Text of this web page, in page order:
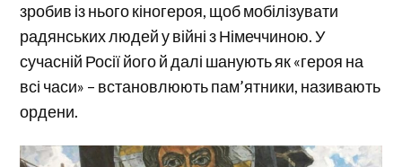
зробив із нього кіногероя, щоб мобілізувати
радянських людей у війні з Німеччиною. У
сучасній Росії його й далі шанують як «героя на
всі часи» – встановлюють пам’ятники, називають
ордени.